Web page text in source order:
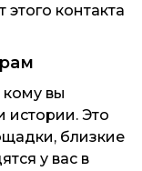
этого контакта
кому вы
истории. Это
близкие
у вас в